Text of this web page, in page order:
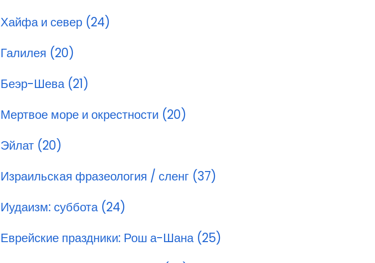
Хайфа и север (24)
Галилея (20)
Беэр-Шева (21)
Мертвое море и окрестности (20)
Эйлат (20)
Израильская фразеология / сленг (37)
Иудаизм: суббота (24)
Еврейские праздники: Рош а-Шана (25)